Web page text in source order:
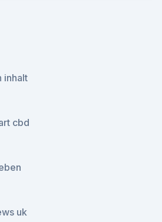
inhalt
cbd
uk